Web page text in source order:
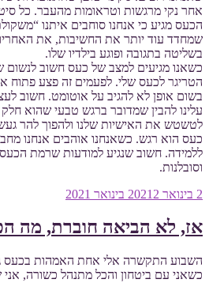
אחר נקי מרגשות וטראומות מהעבר. כל
הכעס מגיע כי אנחנו סוחבים איתנו
שמחדד עוד יותר את החשיבות, את
בשליטה בתגובה ופוגע בילדיו שלו.
כשאנו מגיעים למצב של כעס חשוב
הטריגר לכעס שלי. לפעמים זה פצע פתוח
בשום אופן לא להגיב על אוטומט. חשוב
עלינו להבין שמדובר ברגש טבעי שהוא
לטשטש את האישיות שלנו ולהפוך להר
כעס הוא רגש. כשאנחנו אוהבים אנחנו
ללמידה. חשוב שנגיע למודעות שרמת
וסובלנות.
פורסם
2 בינואר 2021 2 בינואר 2021
אז, לא הביאה חוברת, מה
השבוע התקשרה אלי אחת האמהות בכעס
כשאני עם ביטחון והכל מתנהל כשורה,